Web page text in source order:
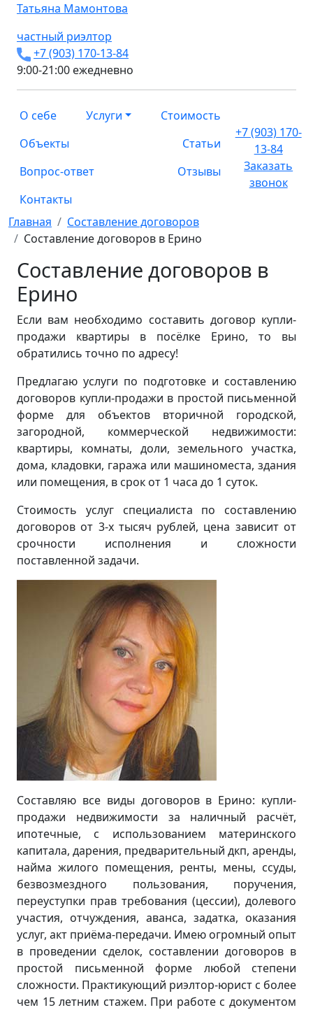
Татьяна Мамонтова
частный риэлтор
+7 (903) 170-13-84
9:00-21:00 ежедневно
О себе Услуги
Стоимость
Объекты
Статьи
Вопрос-ответ
Отзывы
Контакты
+7 (903) 170-
13-84
Заказать
звонок
Главная
Составление договоров
Составление договоров в Ерино
Составление договоров в
Ерино
Если вам необходимо составить договор купли-
продажи квартиры в посёлке Ерино, то вы
обратились точно по адресу!
Предлагаю услуги по подготовке и составлению
договоров купли-продажи в простой письменной
форме для объектов вторичной городской,
загородной, коммерческой недвижимости:
квартиры, комнаты, доли, земельного участка,
дома, кладовки, гаража или машиноместа, здания
или помещения, в срок от 1 часа до 1 суток.
Стоимость услуг специалиста по составлению
договоров от 3-х тысяч рублей, цена зависит от
срочности исполнения и сложности
поставленной задачи.
Составляю все виды договоров в Ерино: купли-
продажи недвижимости за наличный расчёт,
ипотечные, с использованием материнского
капитала, дарения, предварительный дкп, аренды,
найма жилого помещения, ренты, мены, ссуды,
безвозмездного пользования, поручения,
переуступки прав требования (цессии), долевого
участия, отчуждения, аванса, задатка, оказания
услуг, акт приёма-передачи. Имею огромный опыт
в проведении сделок, составлении договоров в
простой письменной форме любой степени
сложности. Практикующий риэлтор-юрист с более
чем 15 летним стажем. При работе с документом